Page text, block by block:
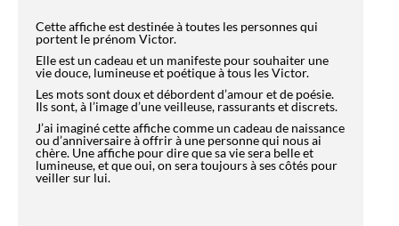
Cette affiche est destinée à toutes les personnes qui
portent le prénom Victor.
Elle est un cadeau et un manifeste pour souhaiter une
vie douce, lumineuse et poétique à tous les Victor.
Les mots sont doux et débordent d’amour et de poésie.
Ils sont, à l’image d’une veilleuse, rassurants et discrets.
J’ai imaginé cette affiche comme un cadeau de naissance
ou d’anniversaire à offrir à une personne qui nous ai
chère. Une affiche pour dire que sa vie sera belle et
lumineuse, et que oui, on sera toujours à ses côtés pour
veiller sur lui.